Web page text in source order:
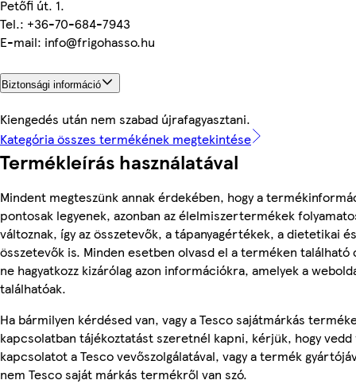
Petőfi út. 1.
Tel.: +36-70-684-7943
E-mail: info@frigohasso.hu
Biztonsági információ
Kiengedés után nem szabad újrafagyasztani.
Kategória összes termékének megtekintése
Termékleírás használatával
Mindent megteszünk annak érdekében, hogy a
pontosak legyenek, azonban az élelmiszertermékek
változnak, így az összetevők, a tápanyagértékek, a dietetikai
összetevők is. Minden esetben olvasd el a terméken található
ne hagyatkozz kizárólag azon információkra, amelyek a
találhatóak.
Ha bármilyen kérdésed van, vagy a Tesco sajátmárkás
kapcsolatban tájékoztatást szeretnél kapni, kérjük, hogy vedd
kapcsolatot a Tesco vevőszolgálatával, vagy a termék
nem Tesco saját márkás termékről van szó.